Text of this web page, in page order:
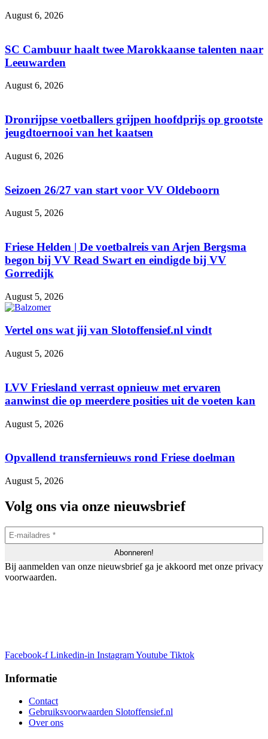
August 6, 2026
SC Cambuur haalt twee Marokkaanse talenten naar
Leeuwarden
August 6, 2026
Dronrijpse voetballers grijpen hoofdprijs op grootste
jeugdtoernooi van het kaatsen
August 6, 2026
Seizoen 26/27 van start voor VV Oldeboorn
August 5, 2026
Friese Helden | De voetbalreis van Arjen Bergsma
begon bij VV Read Swart en eindigde bij VV
Gorredijk
August 5, 2026
Vertel ons wat jij van Slotoffensief.nl vindt
August 5, 2026
LVV Friesland verrast opnieuw met ervaren
aanwinst die op meerdere posities uit de voeten kan
August 5, 2026
Opvallend transfernieuws rond Friese doelman
August 5, 2026
Volg ons via onze nieuwsbrief
Bij aanmelden van onze nieuwsbrief ga je akkoord met onze privacy
voorwaarden.
Facebook-f Linkedin-in InstagramYoutube Tiktok
Informatie
Contact
Gebruiksvoorwaarden Slotoffensief.nl
Over ons